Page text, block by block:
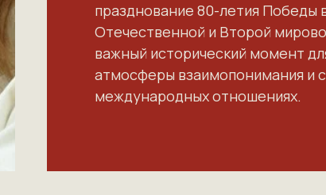
празднование 80-летия Победы
Отечественной и Второй
важный исторический момент
атмосферы взаимопонимания и
международных отношениях.